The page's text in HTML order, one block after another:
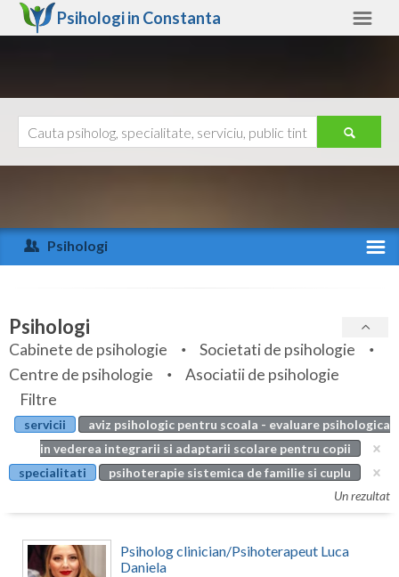
Psihologi in Constanta
Arad
Arges
Bihor
Bistrita-Nasaud
Botosani
Braila
Brasov
Bucuresti
Buzau
Ajutor
Psihologi
Specialitati
Servicii
Articole
Evenimente
Cabinet
Psihologi
Cabinete de psihologie
Societati de psihologie
Centre de psihologie
Asociatii de psihologie
Filtre
servicii
aviz psihologic pentru scoala - evaluare psihologica
in vederea integrarii si adaptarii scolare pentru copii
specialitati
psihoterapie sistemica de familie si cuplu
Un rezultat
Psiholog clinician/Psihoterapeut Luca
Daniela